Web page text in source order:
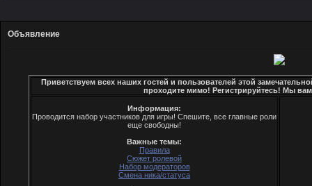
Объявление
Приветствуем всех наших гостей и пользователей этой
проходите мимо! Регистрируйтесь! Мы
Информация:
Проводится набор участников для игры! Спешите, все главные роли
еще свободны!
Важные темы:
Правила
Сюжет ролевой
Набор модераторов
Смена ника/статуса